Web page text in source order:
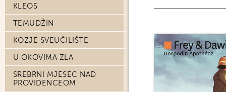
KLEOS
TEMUDŽIN
KOZJE SVEUČILIŠTE
U OKOVIMA ZLA
SREBRNI MJESEC NAD
PROVIDENCEOM